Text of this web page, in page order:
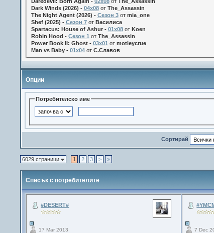
Dark Winds (2026) - 04x08от The_Assassin
The Night Agent (2026) - Сезон 3от mia_one
Shef (2025) - Сезон 7от Василиса
Spartacus: House of Ashur - 01x08от Koen
Robin Hood - Сезон 1 от The_Assassin
Power Book II: Ghost - 03x01 от motleycrue
Man vs Baby - 01x04от С.Славов
Опции
Потребителско име
Сортирай
6029 страници 1 2 3 > »
Списък с потребителите
#DESERT#
17 Mar 2013
7 Dec